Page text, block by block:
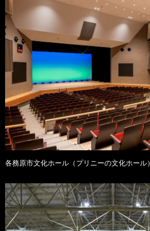
各務原市文化ホール（プリニーの文化ホール）